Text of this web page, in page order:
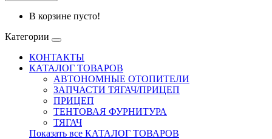
В корзине пусто!
Категории
КОНТАКТЫ
КАТАЛОГ ТОВАРОВ
АВТОНОМНЫЕ ОТОПИТЕЛИ
ЗАПЧАСТИ ТЯГАЧ/ПРИЦЕП
ПРИЦЕП
ТЕНТОВАЯ ФУРНИТУРА
ТЯГАЧ
Показать все КАТАЛОГ ТОВАРОВ